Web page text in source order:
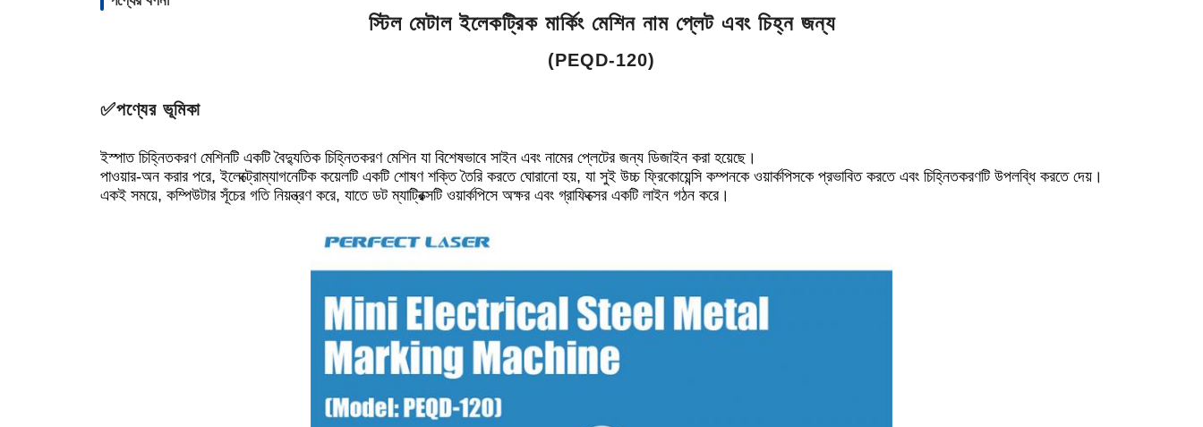
স্টিল মেটাল ইলেকট্রিক মার্কিং মেশিন নাম প্লেট এবং চিহ্ন জন্য
(PEQD-120)
✅পণ্যের ভূমিকা
ইস্পাত চিহ্নিতকরণ মেশিনটি একটি বৈদ্যুতিক চিহ্নিতকরণ মেশিন যা বিশেষভাবে সাইন এবং নামের প্লেটের জন্য ডিজাইন করা হয়েছে।
পাওয়ার-অন করার পরে, ইলেক্ট্রোম্যাগনেটিক কয়েলটি একটি শোষণ শক্তি তৈরি করতে ঘোরানো হয়, যা সুই উচ্চ ফ্রিকোয়েন্সি কম্পনকে ওয়ার্কপিসকে প্রভাবিত করতে এবং চিহ্নিতকরণটি উপলব্ধি করতে দেয়।
একই সময়ে, কম্পিউটার সূঁচের গতি নিয়ন্ত্রণ করে, যাতে ডট ম্যাট্রিক্সটি ওয়ার্কপিসে অক্ষর এবং গ্রাফিক্সের একটি লাইন গঠন করে।